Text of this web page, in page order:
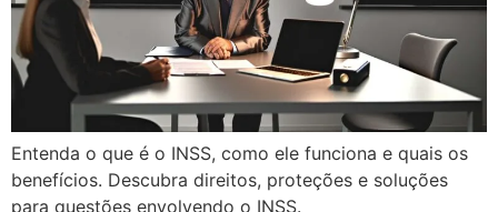
Entenda o que é o INSS, como ele funciona e quais os
benefícios. Descubra direitos, proteções e soluções
para questões envolvendo o INSS.